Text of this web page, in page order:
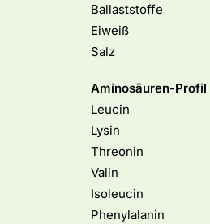
Ballaststoffe
Eiweiß
Salz
Aminosäuren-Profil
Leucin
Lysin
Threonin
Valin
Isoleucin
Phenylalanin